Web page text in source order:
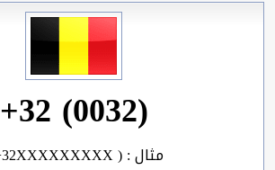
+32 (0032)
( +32XXXXXXXXX ) : مثال